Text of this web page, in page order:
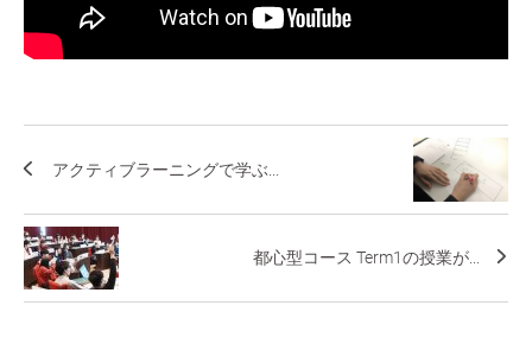
アクティブラーニングで学ぶ...
都心型コース Term1の授業が...